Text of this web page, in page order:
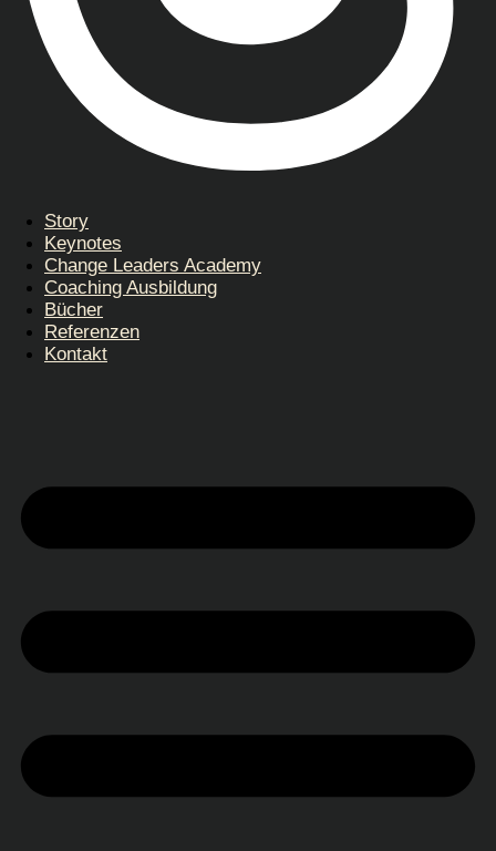
Story
Keynotes
Change Leaders Academy
Coaching Ausbildung
Bücher
Referenzen
Kontakt